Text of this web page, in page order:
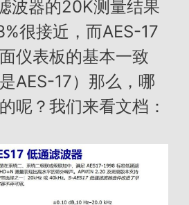
波器的20K测量结果
很接近，而AES-17
仪表板的基本一致
AES-17）那么，哪
呢？我们来看文档：